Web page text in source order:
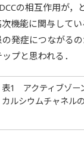
の相互作用が，
機能に関与して
発症につながる
プと思われる．
表1 アクティブゾー
カルシウムチャネル